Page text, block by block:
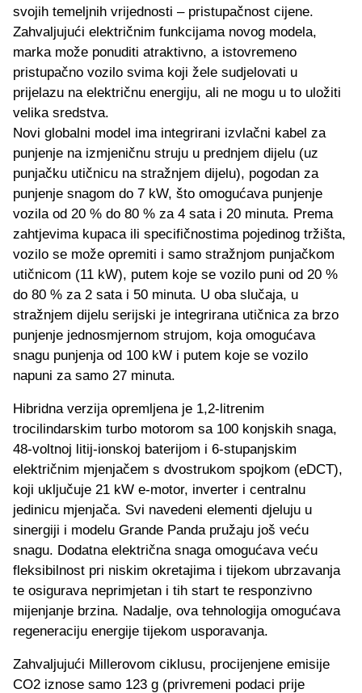
svojih temeljnih vrijednosti – pristupačnost cijene.
Zahvaljujući električnim funkcijama novog modela,
marka može ponuditi atraktivno, a istovremeno
pristupačno vozilo svima koji žele sudjelovati u
prijelazu na električnu energiju, ali ne mogu u to uložiti
velika sredstva.
Novi globalni model ima integrirani izvlačni kabel za
punjenje na izmjeničnu struju u prednjem dijelu (uz
punjačku utičnicu na stražnjem dijelu), pogodan za
punjenje snagom do 7 kW, što omogućava punjenje
vozila od 20 % do 80 % za 4 sata i 20 minuta. Prema
zahtjevima kupaca ili specifičnostima pojedinog tržišta,
vozilo se može opremiti i samo stražnjom punjačkom
utičnicom (11 kW), putem koje se vozilo puni od 20 %
do 80 % za 2 sata i 50 minuta. U oba slučaja, u
stražnjem dijelu serijski je integrirana utičnica za brzo
punjenje jednosmjernom strujom, koja omogućava
snagu punjenja od 100 kW i putem koje se vozilo
napuni za samo 27 minuta.
Hibridna verzija opremljena je 1,2-litrenim
trocilindarskim turbo motorom sa 100 konjskih snaga,
48-voltnoj litij-ionskoj baterijom i 6-stupanjskim
električnim mjenjačem s dvostrukom spojkom (eDCT),
koji uključuje 21 kW e-motor, inverter i centralnu
jedinicu mjenjača. Svi navedeni elementi djeluju u
sinergiji i modelu Grande Panda pružaju još veću
snagu. Dodatna električna snaga omogućava veću
fleksibilnost pri niskim okretajima i tijekom ubrzavanja
te osigurava neprimjetan i tih start te responzivno
mijenjanje brzina. Nadalje, ova tehnologija omogućava
regeneraciju energije tijekom usporavanja.
Zahvaljujući Millerovom ciklusu, procijenjene emisije
CO2 iznose samo 123 g (privremeni podaci prije